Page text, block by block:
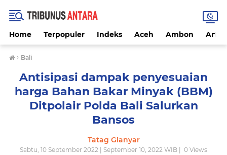
Home Terpopuler Indeks Aceh Ambon
› Bali
Antisipasi dampak penyesuaian
harga Bahan Bakar Minyak (BBM)
Ditpolair Polda Bali Salurkan
Bansos
Tatag Gianyar
Sabtu, 10 September 2022 | September 10, 2022 WIB | 0 Views